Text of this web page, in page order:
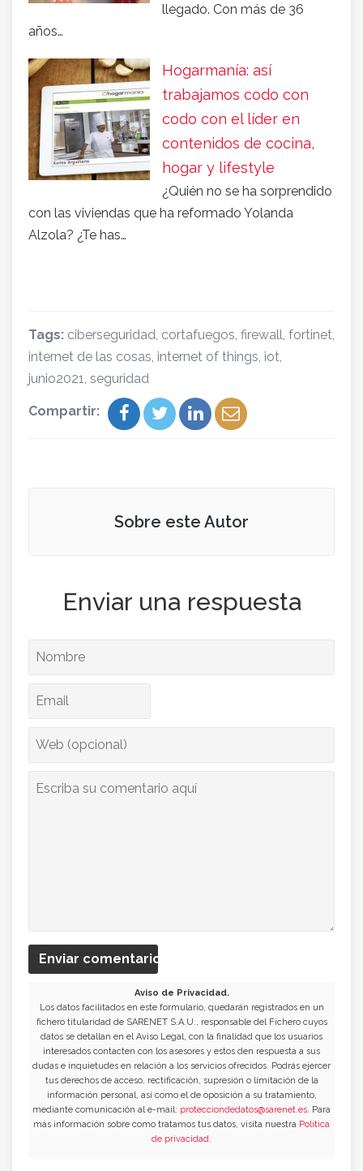
llegado. Con más de 36
años…
Hogarmanía: así
trabajamos codo con
codo con el líder en
contenidos de cocina,
hogar y lifestyle
¿Quién no se ha sorprendido
con las viviendas que ha reformado Yolanda
Alzola? ¿Te has…
Tags: ciberseguridad, cortafuegos, firewall, fortinet,
internet de las cosas, internet of things, iot,
junio2021, seguridad
Compartir:
Sobre este Autor
Enviar una respuesta
Enviar comentario
Aviso de Privacidad.
Los datos facilitados en este formulario, quedarán registrados en un
fichero titularidad de SARENET S.A.U., responsable del Fichero cuyos
datos se detallan en el Aviso Legal, con la finalidad que los usuarios
interesados contacten con los asesores y estos den respuesta a sus
dudas e inquietudes en relación a los servicios ofrecidos. Podrás ejercer
tus derechos de acceso, rectificación, supresión o limitación de la
información personal, así como el de oposición a su tratamiento,
mediante comunicación al e-mail: protecciondedatos@sarenet.es. Para
más información sobre como tratamos tus datos, visita nuestra Política
de privacidad.